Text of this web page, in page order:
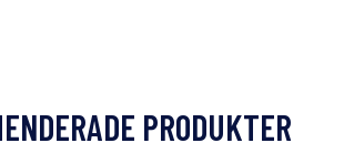
PRODUKTER